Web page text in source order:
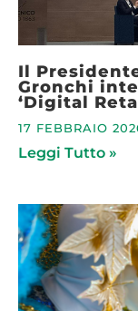
Il
Gronchi
‘Digital
17 FEBBRAIO
Leggi Tutto »